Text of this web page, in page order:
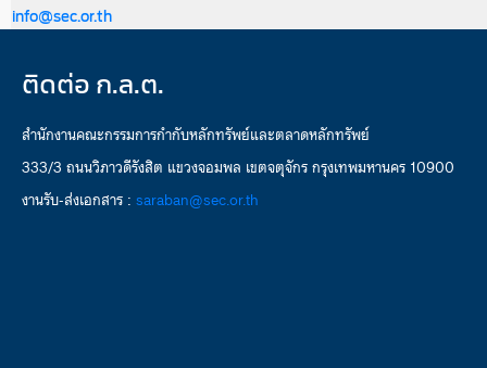
info@sec.or.th
ติดต่อ ก.ล.ต.
สำนักงานคณะกรรมการกำกับหลักทรัพย์และตลาดหลักทรัพย์
333/3 ถนนวิภาวดีรังสิต แขวงจอมพล เขตจตุจักร กรุงเทพมหานคร 10900
งานรับ-ส่งเอกสาร : saraban@sec.or.th